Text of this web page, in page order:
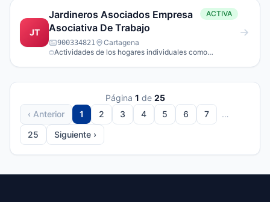
JT
Jardineros Asociados Empresa
Asociativa De Trabajo
ACTIVA
900334821
Cartagena
Actividades de los hogares individuales como
Página 1 de 25
‹ Anterior
1 2 3 4 5 6 7
…
25
Siguiente ›